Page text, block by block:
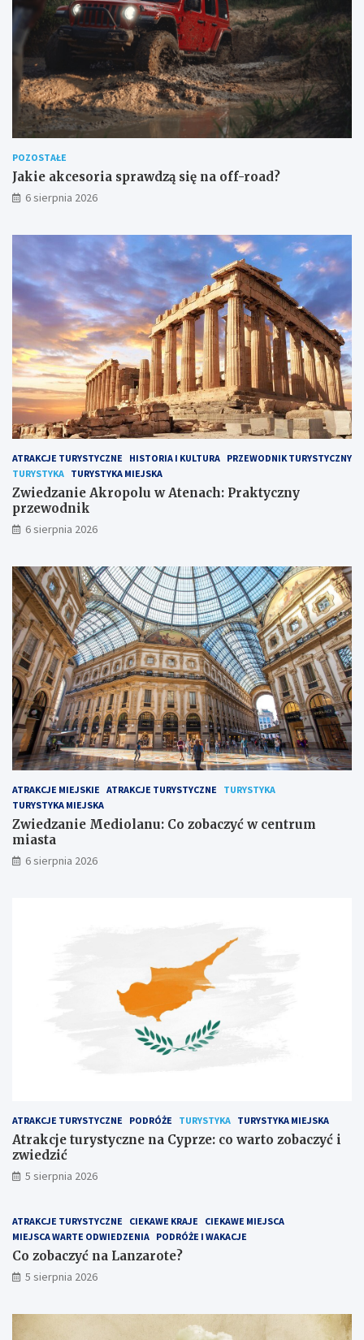
POZOSTAŁE
Jakie akcesoria sprawdzą się na off-road?
6 sierpnia 2026
ATRAKCJE TURYSTYCZNE HISTORIA I KULTURA PRZEWODNIK TURYSTYCZNY
TURYSTYKA TURYSTYKA MIEJSKA
Zwiedzanie Akropolu w Atenach: Praktyczny
przewodnik
6 sierpnia 2026
ATRAKCJE MIEJSKIE ATRAKCJE TURYSTYCZNE
TURYSTYKA
TURYSTYKA MIEJSKA
Zwiedzanie Mediolanu: Co zobaczyć w centrum
miasta
6 sierpnia 2026
ATRAKCJE TURYSTYCZNE PODRÓŻE TURYSTYKA TURYSTYKA MIEJSKA
Atrakcje turystyczne na Cyprze: co warto zobaczyć i
zwiedzić
5 sierpnia 2026
ATRAKCJE TURYSTYCZNE CIEKAWE KRAJE
CIEKAWE MIEJSCA
MIEJSCA WARTE ODWIEDZENIA PODRÓŻE I WAKACJE
Co zobaczyć na Lanzarote?
5 sierpnia 2026